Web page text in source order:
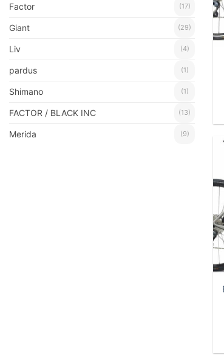
Factor (17)
Giant (29)
Liv (4)
pardus (1)
Shimano (1)
FACTOR / BLACK INC (13)
Merida (9)